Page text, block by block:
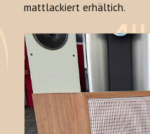
mattlackiert erhältich.